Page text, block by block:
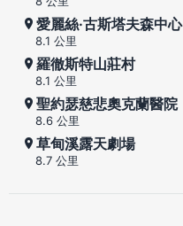
愛麗絲·古斯塔夫森中心
8.1 公里
羅徹斯特山莊村
8.1 公里
聖約瑟慈悲奧克蘭醫院
8.6 公里
草甸溪露天劇場
8.7 公里